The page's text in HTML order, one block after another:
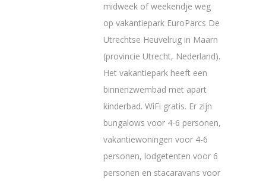
midweek of weekendje weg
op vakantiepark EuroParcs De
Utrechtse Heuvelrug in Maarn
(provincie Utrecht, Nederland).
Het vakantiepark heeft een
binnenzwembad met apart
kinderbad. WiFi gratis. Er zijn
bungalows voor 4-6 personen,
vakantiewoningen voor 4-6
personen, lodgetenten voor 6
personen en stacaravans voor